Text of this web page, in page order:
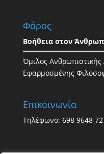
Φάρος
Βοήθεια στον
Όμιλος
Εφαρμοσμένης
Επικοινωνία
Τηλέφωνο: 698 9648